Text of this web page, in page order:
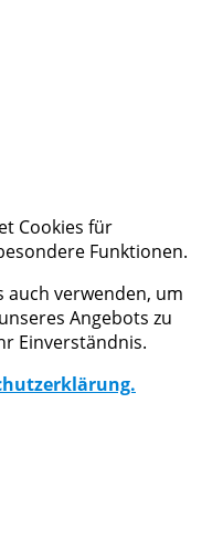
Cookies für
Funktionen.
auch verwenden, um
Angebots zu
Einverständnis.